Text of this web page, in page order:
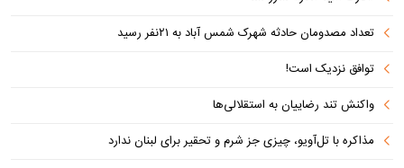
تعداد مصدومان حادثه شهرک شمس آباد به ۲۱نفر رسید
توافق نزدیک است!
واکنش تند رضاییان به استقلالی‌ها
مذاکره با تل‌آویو، چیزی جز شرم و تحقیر برای لبنان ندارد